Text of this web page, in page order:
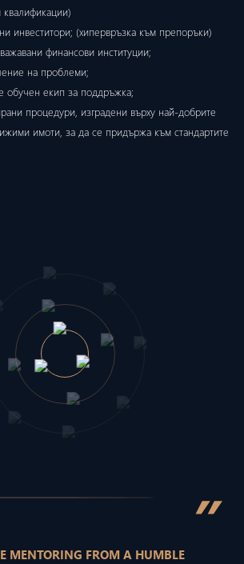
квалификации)
инвеститори; (хипервръзка към препоръки)
финансови институции;
на проблеми;
обучен екип за поддръжка;
процедури, изградени върху най-добрите
имоти, за да се придържа към стандартите
”
MENTORING FROM A HUMBLE